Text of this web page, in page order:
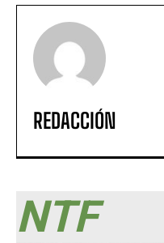
REDACCIÓN
NTF